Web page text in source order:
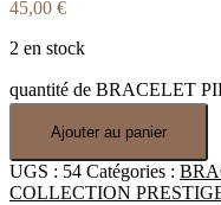
45,00 €
2 en stock
quantité de BRACELET
Ajouter au panier
UGS : 54 Catégories :
COLLECTION